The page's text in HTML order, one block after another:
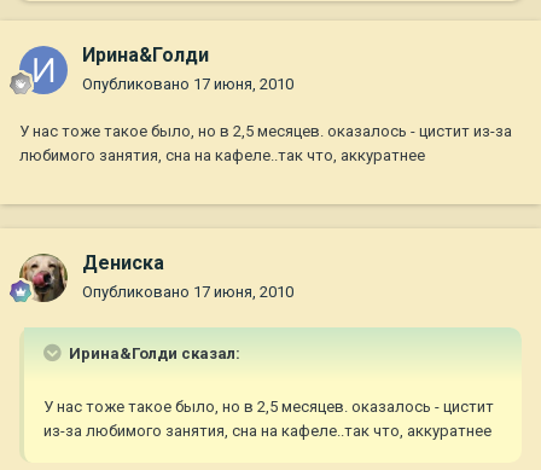
Ирина&Голди
Опубликовано 17 июня, 2010
У нас тоже такое было, но в 2,5 месяцев. оказалось - цистит из-за
любимого занятия, сна на кафеле..так что, аккуратнее
Дениска
Опубликовано 17 июня, 2010
Ирина&Голди сказал:
У нас тоже такое было, но в 2,5 месяцев. оказалось - цистит
из-за любимого занятия, сна на кафеле..так что, аккуратнее